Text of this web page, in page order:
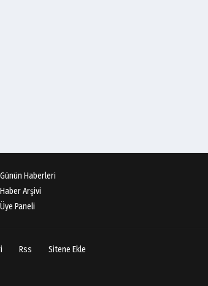
Günün Haberleri
Haber Arşivi
Üye Paneli
Rss Sitene Ekle